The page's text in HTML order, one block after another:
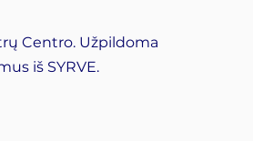
Centro. Užpildoma
iš SYRVE.